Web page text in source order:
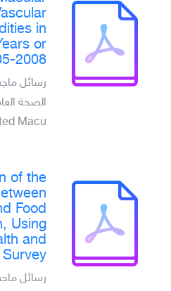
in
or
2008
رسائل
Macu
of the
Food
Using
and
رسائل